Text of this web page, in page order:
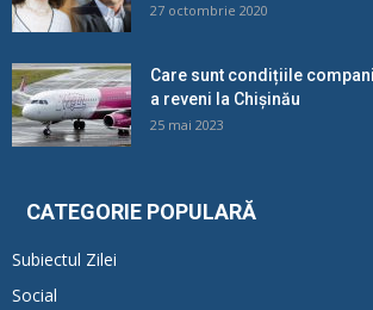
27 octombrie 2020
Care sunt condițiile
a reveni la Chișinău
25 mai 2023
CATEGORIE POPULARĂ
Subiectul Zilei
Social